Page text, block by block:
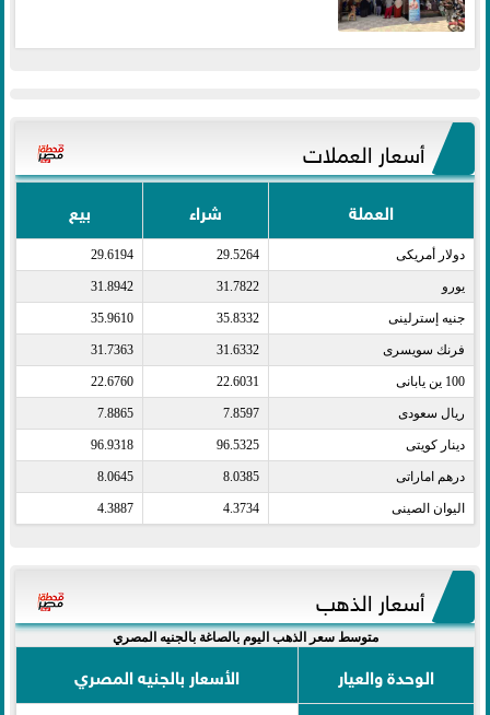
أسعار العملات
العملة شراء بيع
دولار أمريكى​ 29.5264
29.6194
يورو​ 31.7822
31.8942
جنيه إسترلينى​ 35.8332
35.9610
فرنك سويسرى​ 31.6332
31.7363
100 ين يابانى​ 22.6031
22.6760
ريال سعودى​ 7.8597
7.8865
دينار كويتى​ 96.5325
96.9318
درهم اماراتى​ 8.0385
8.0645
اليوان الصينى​ 4.3734
4.3887
أسعار الذهب
متوسط سعر الذهب اليوم بالصاغة بالجنيه المصري
الوحدة والعيار
الأسعار بالجنيه المصري